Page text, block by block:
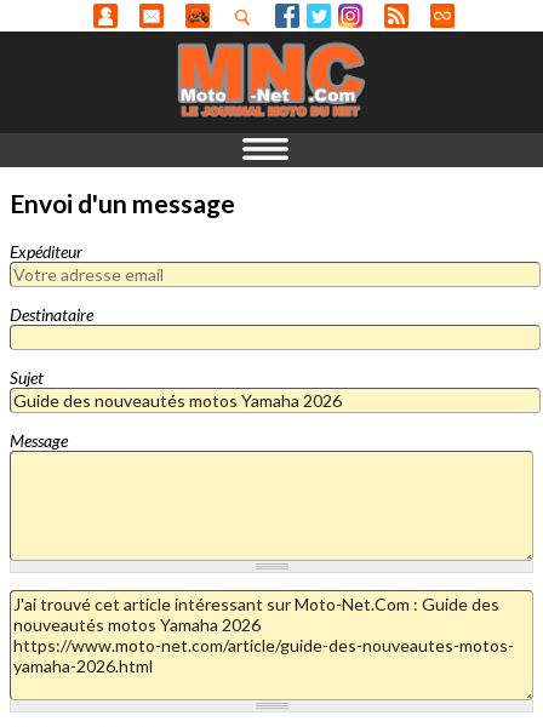
Envoi d'un message
Expéditeur
Destinataire
Sujet
Message